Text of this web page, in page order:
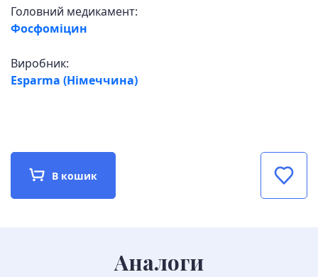
Головний медикамент:
Фосфоміцин
Виробник:
Esparma (Німеччина)
В кошик
Аналоги